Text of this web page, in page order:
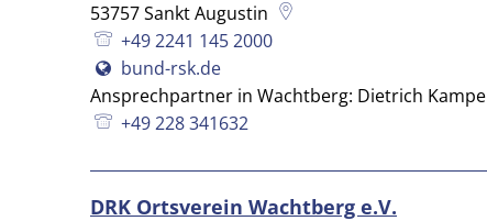
53757Sankt Augustin
+49 2241 145 2000
bund-rsk.de
Ansprechpartner in Wachtberg: Dietrich Kampe
+49 228 341632
DRK Ortsverein Wachtberg e.V.